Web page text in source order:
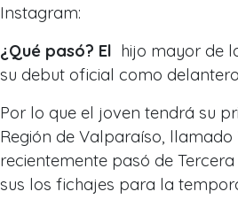
Instagram:
¿Qué pasó? El hijo mayor de
su debut oficial como
Por lo que el joven tendrá su
Región de Valparaíso, llamado
recientemente pasó de
sus los fichajes para la